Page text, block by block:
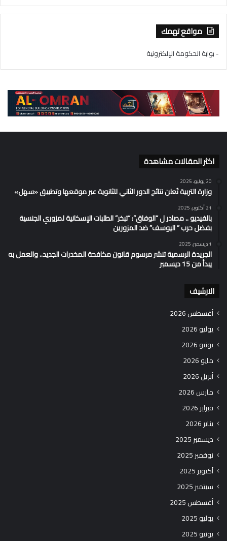
مواقع تهمك
- بوابة الحكومة الإلكترونية
اكثر المقالات مشاهدة
20 يوليو، 2025
وزارة التربية تُعلن نتائج الدور الثاني للثانوية عبر موقعها وتطبيق «سهل»
21 أكتوبر، 2025
بالفيديو .. مصادر ل “الوفاق”: “تبخر” الطلبات الإسكانية لمزوري الجنسية
بفضل حرب ” اليوسف” ضد المزورين
1 ديسمبر، 2025
الجريدة الرسمية تنشر مرسوم قانون مكافحة المخدرات الجديد.. والعمل به
يبدأ من 15 ديسمبر
الارشيف
أغسطس 2026
يوليو 2026
يونيو 2026
مايو 2026
أبريل 2026
مارس 2026
فبراير 2026
يناير 2026
ديسمبر 2025
نوفمبر 2025
أكتوبر 2025
سبتمبر 2025
أغسطس 2025
يوليو 2025
يونيو 2025